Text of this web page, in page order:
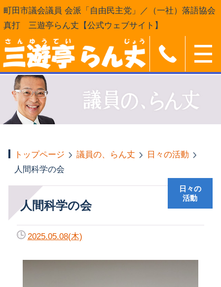
町田市議会議員 会派「自由民主党」／（一社）落語協会
真打 三遊亭らん丈【公式ウェブサイト】
トップページ 議員の、らん丈
日々の活動
人間科学の会
人間科学の会
日々の
活動
2025.05.08(木)